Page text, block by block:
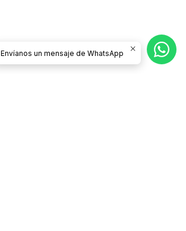
Envíanos un mensaje de WhatsApp